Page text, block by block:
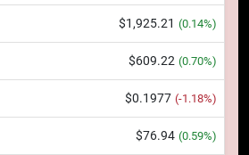
$1,925.21 (0.14%)
$609.22 (0.70%)
$0.1977 (-1.18%)
$76.94 (0.59%)
pierdut jumătate din aceștia
într-un atac cibernetic în mai
Banii digitali și arhitectura
încrederii: O nouă viziune asupra
banilor în era digitală